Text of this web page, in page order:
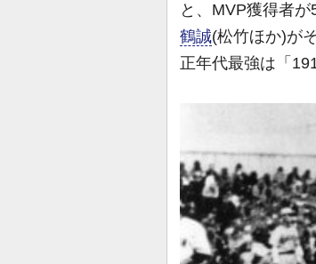
と、MVP獲得者が
鶴誠(松竹ほか)が
正年代最強は「